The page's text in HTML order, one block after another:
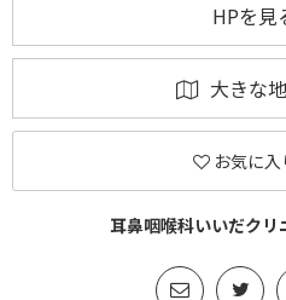
HPを見
大きな
お気に
耳鼻咽喉科いいだクリ